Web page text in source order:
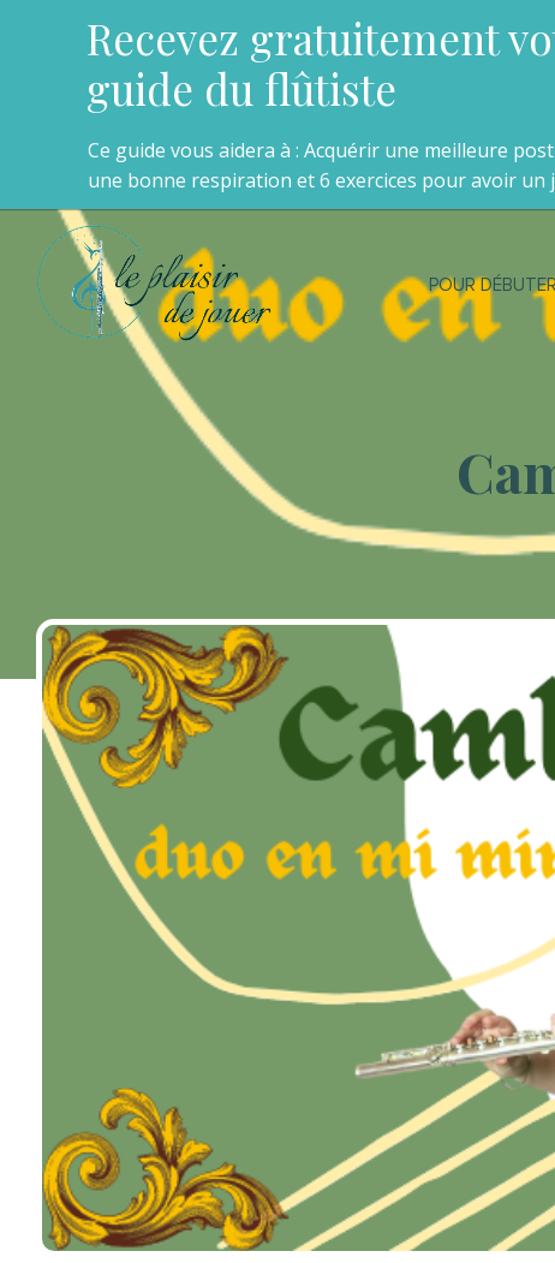
POUR
Recevez gratuitement
guide du flûtiste
Ce guide vous aidera à : Acquérir une meilleure
une bonne respiration et 6 exercices pour avoir un